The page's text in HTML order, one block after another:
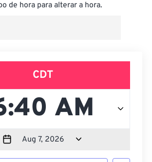
de hora para alterar a hora.
CDT